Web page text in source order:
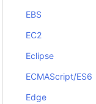
EBS
EC2
Eclipse
ECMAScript/ES6
Edge